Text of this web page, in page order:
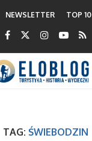
NEWSLETTER TOP 10
TAG: ŚWIEBODZIN